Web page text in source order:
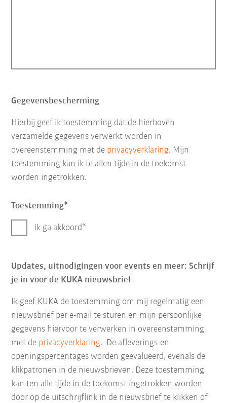
Gegevensbescherming
Hierbij geef ik toestemming dat de hierboven
verzamelde gegevens verwerkt worden in
overeenstemming met de privacyverklaring. Mijn
toestemming kan ik te allen tijde in de toekomst
worden ingetrokken.
Toestemming
Ik ga akkoord
Updates, uitnodigingen voor events en meer: Schrijf
je in voor de KUKA nieuwsbrief
Ik geef KUKA de toestemming om mij regelmatig een
nieuwsbrief per e-mail te sturen en mijn persoonlijke
gegevens hiervoor te verwerken in overeenstemming
met de privacyverklaring. De afleverings-en
openingspercentages worden geëvalueerd, evenals de
klikpatronen in de nieuwsbrieven. Deze toestemming
kan ten alle tijde in de toekomst ingetrokken worden
door op de uitschrijflink in de nieuwsbrief te klikken of